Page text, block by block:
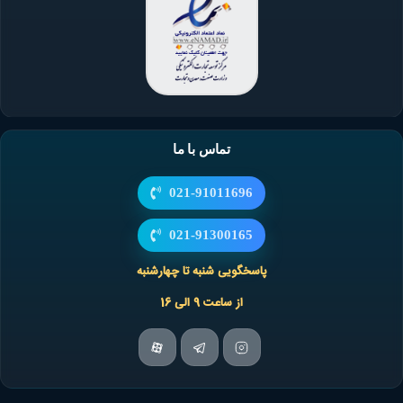
با توجه به شرایط اقتصادی مردم، منطقی است که بسیاری از ما نتوانیم هزینه های
ناشی از خرابی قطعات موتور را بپردازیم. به همین خاطر توصیه می کنیم که به علائم
خرابی فیلترهای روغن موتور توجه داشته باشید و به محض مشاهده این علائم،
خرابی این فیلترها رخ بدهند، عبارتند از:
سر و صدای زیاد موتور
فشار روغن کم در موتور
بهترین زمان تعویض فیلتر روغن برای ماشین های بنزینی و
با توجه به اهمیت کارکرد فیلتر روغن، باید فارغ از قیمت به زمان تعویض آن توجه
داشته باشید. بهترین زمان فیلترهای روغن بسته به نوع کاربرد ماشین و محلی که
تماس با ما
021-91011696
021-91300165
پاسخگویی شنبه تا چهارشنبه
از ساعت 9 الی 16